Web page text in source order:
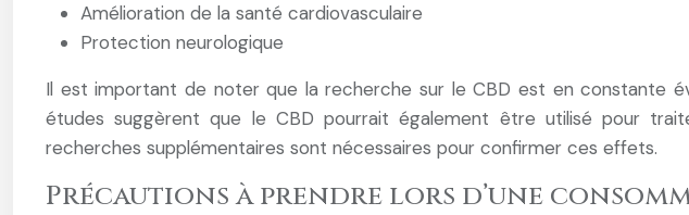
Amélioration de la santé cardiovasculaire
Protection neurologique
Il est important de noter que la recherche sur le CBD est en constante
études suggèrent que le CBD pourrait également être utilisé pour
recherches supplémentaires sont nécessaires pour confirmer ces effets.
Précautions à prendre lors d’une